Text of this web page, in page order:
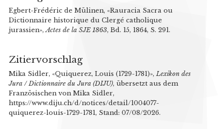
Egbert-Frédéric de Mülinen, «Rauracia Sacra ou
Dictionnaire historique du Clergé catholique
jurassien»,Actes de la SJE 1863, Bd. 15, 1864, S. 291.
Zitiervorschlag
Mika Sidler, «Quiquerez, Louis (1729-1781)», Lexikon des
Jura / Dictionnaire du Jura (DIJU), übersetzt aus dem
Französischen von Mika Sidler,
https://www.diju.ch/d/notices/detail/1004077-
quiquerez-louis-1729-1781, Stand: 07/08/2026.